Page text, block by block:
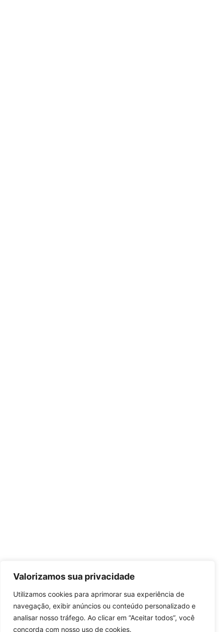
Valorizamos sua privacidade
Utilizamos cookies para aprimorar sua experiência de
navegação, exibir anúncios ou conteúdo personalizado e
analisar nosso tráfego. Ao clicar em “Aceitar todos”, você
concorda com nosso uso de cookies.